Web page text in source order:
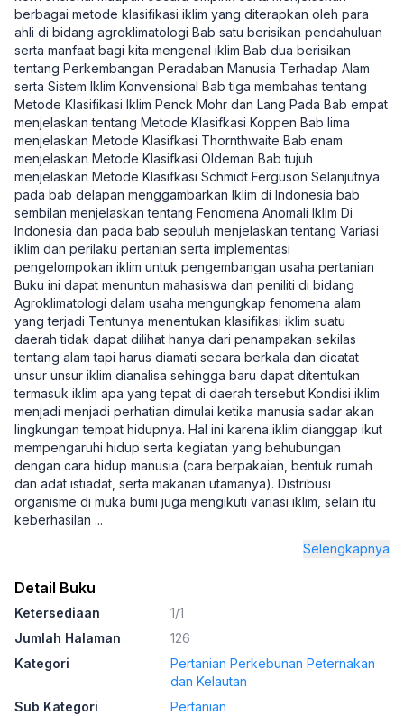
berbagai metode klasifikasi iklim yang diterapkan oleh para
ahli di bidang agroklimatologi Bab satu berisikan pendahuluan
serta manfaat bagi kita mengenal iklim Bab dua berisikan
tentang Perkembangan Peradaban Manusia Terhadap Alam
serta Sistem Iklim Konvensional Bab tiga membahas tentang
Metode Klasifikasi Iklim Penck Mohr dan Lang Pada Bab empat
menjelaskan tentang Metode Klasifkasi Koppen Bab lima
menjelaskan Metode Klasifkasi Thornthwaite Bab enam
menjelaskan Metode Klasifkasi Oldeman Bab tujuh
menjelaskan Metode Klasifkasi Schmidt Ferguson Selanjutnya
pada bab delapan menggambarkan Iklim di Indonesia bab
sembilan menjelaskan tentang Fenomena Anomali Iklim Di
Indonesia dan pada bab sepuluh menjelaskan tentang Variasi
iklim dan perilaku pertanian serta implementasi
pengelompokan iklim untuk pengembangan usaha pertanian
Buku ini dapat menuntun mahasiswa dan peniliti di bidang
Agroklimatologi dalam usaha mengungkap fenomena alam
yang terjadi Tentunya menentukan klasifikasi iklim suatu
daerah tidak dapat dilihat hanya dari penampakan sekilas
tentang alam tapi harus diamati secara berkala dan dicatat
unsur unsur iklim dianalisa sehingga baru dapat ditentukan
termasuk iklim apa yang tepat di daerah tersebut Kondisi iklim
menjadi menjadi perhatian dimulai ketika manusia sadar akan
lingkungan tempat hidupnya. Hal ini karena iklim dianggap ikut
mempengaruhi hidup serta kegiatan yang behubungan
dengan cara hidup manusia (cara berpakaian, bentuk rumah
dan adat istiadat, serta makanan utamanya). Distribusi
organisme di muka bumi juga mengikuti variasi iklim, selain itu
keberhasilan ...
Selengkapnya
Detail Buku
Ketersediaan
1/1
Jumlah Halaman
126
Kategori
Pertanian Perkebunan Peternakan
dan Kelautan
Sub Kategori
Pertanian